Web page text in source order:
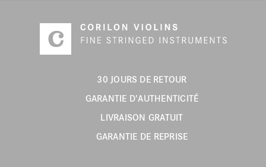
30 JOURS DE RETOUR
GARANTIE D'AUTHENTICITÉ
LIVRAISON GRATUIT
GARANTIE DE REPRISE